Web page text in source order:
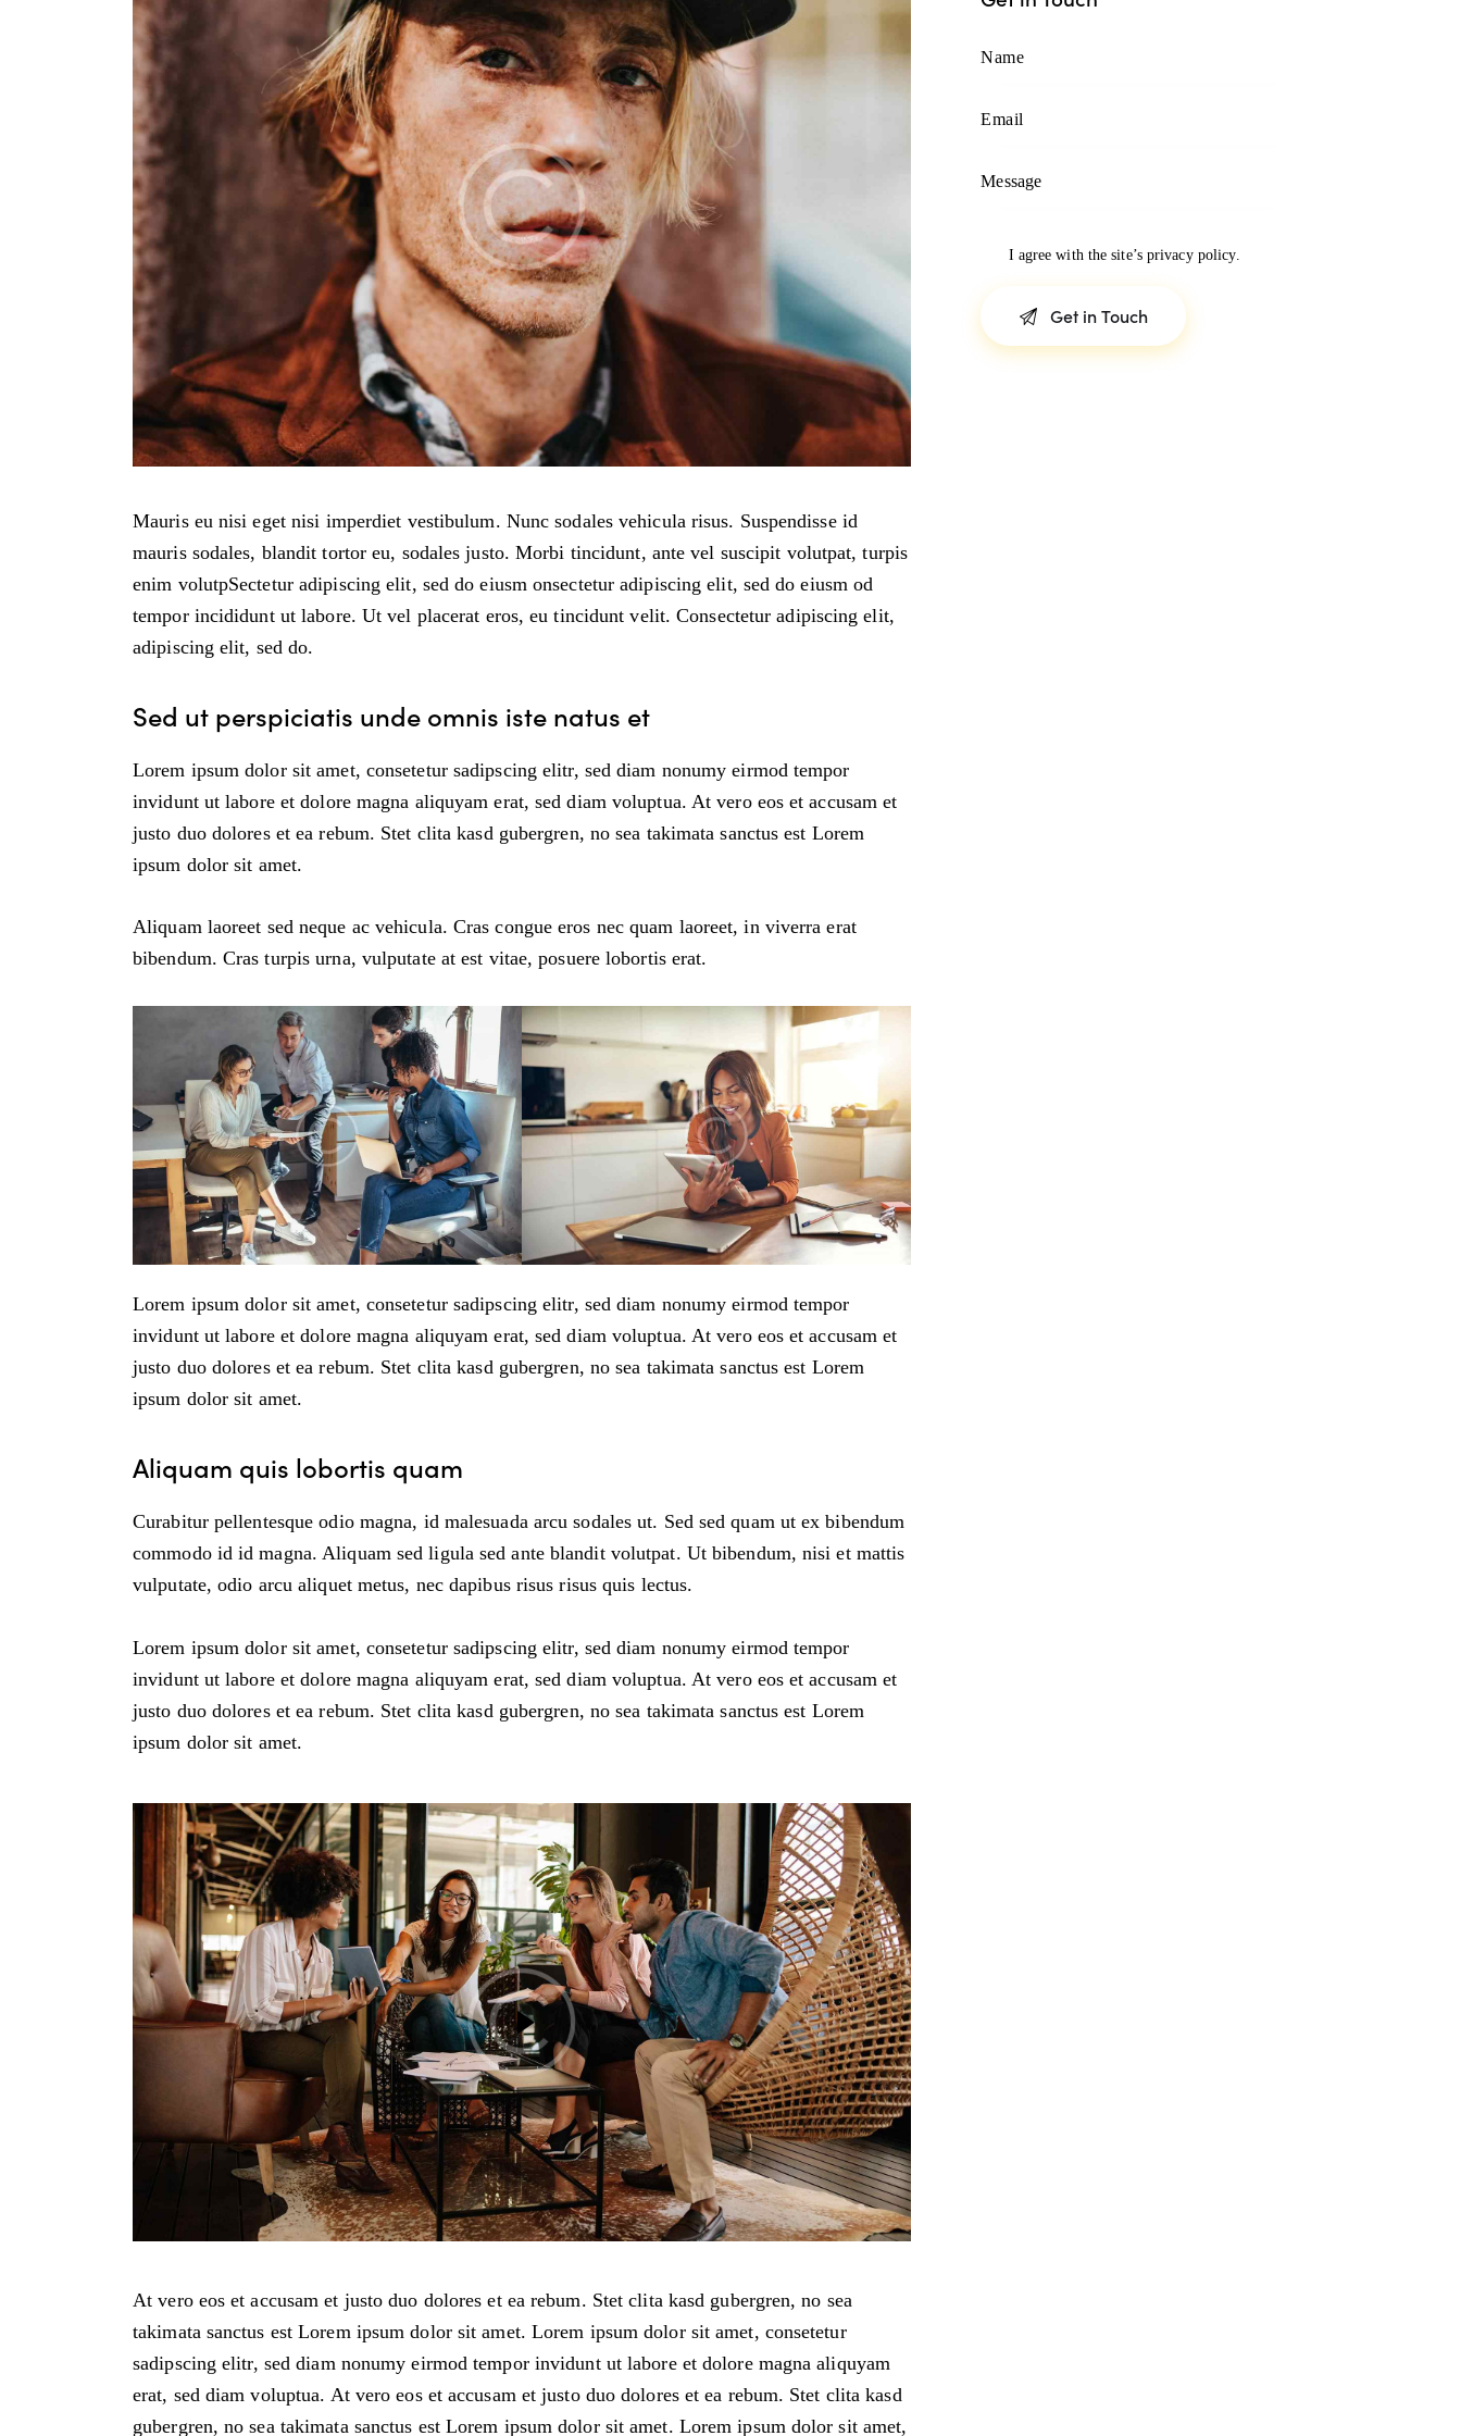
Mauris eu nisi eget nisi imperdiet vestibulum. Nunc sodales vehicula risus. Suspendisse id
mauris sodales, blandit tortor eu, sodales justo. Morbi tincidunt, ante vel suscipit volutpat, turpis
enim volutpSectetur adipiscing elit, sed do eiusm onsectetur adipiscing elit, sed do eiusm od
tempor incididunt ut labore. Ut vel placerat eros, eu tincidunt velit. Consectetur adipiscing elit,
adipiscing elit, sed do.
Sed ut perspiciatis unde omnis iste natus et
Lorem ipsum dolor sit amet, consetetur sadipscing elitr, sed diam nonumy eirmod tempor
invidunt ut labore et dolore magna aliquyam erat, sed diam voluptua. At vero eos et accusam et
justo duo dolores et ea rebum. Stet clita kasd gubergren, no sea takimata sanctus est Lorem
ipsum dolor sit amet.
Aliquam laoreet sed neque ac vehicula. Cras congue eros nec quam laoreet, in viverra erat
bibendum. Cras turpis urna, vulputate at est vitae, posuere lobortis erat.
Lorem ipsum dolor sit amet, consetetur sadipscing elitr, sed diam nonumy eirmod tempor
invidunt ut labore et dolore magna aliquyam erat, sed diam voluptua. At vero eos et accusam et
justo duo dolores et ea rebum. Stet clita kasd gubergren, no sea takimata sanctus est Lorem
ipsum dolor sit amet.
Aliquam quis lobortis quam
Curabitur pellentesque odio magna, id malesuada arcu sodales ut. Sed sed quam ut ex bibendum
commodo id id magna. Aliquam sed ligula sed ante blandit volutpat. Ut bibendum, nisi et mattis
vulputate, odio arcu aliquet metus, nec dapibus risus risus quis lectus.
Lorem ipsum dolor sit amet, consetetur sadipscing elitr, sed diam nonumy eirmod tempor
invidunt ut labore et dolore magna aliquyam erat, sed diam voluptua. At vero eos et accusam et
justo duo dolores et ea rebum. Stet clita kasd gubergren, no sea takimata sanctus est Lorem
ipsum dolor sit amet.
At vero eos et accusam et justo duo dolores et ea rebum. Stet clita kasd gubergren, no sea
takimata sanctus est Lorem ipsum dolor sit amet. Lorem ipsum dolor sit amet, consetetur
sadipscing elitr, sed diam nonumy eirmod tempor invidunt ut labore et dolore magna aliquyam
erat, sed diam voluptua. At vero eos et accusam et justo duo dolores et ea rebum. Stet clita kasd
gubergren, no sea takimata sanctus est Lorem ipsum dolor sit amet. Lorem ipsum dolor sit amet,
I agree with the site’s privacy policy.